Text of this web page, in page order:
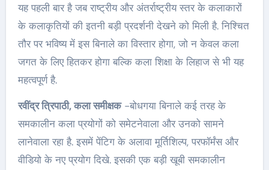
यह पहली बार है जब राष्ट्रीय और अंतर्राष्ट्रीय स्तर के कलाकारों
के कलाकृतियों की इतनी बड़ी प्रदर्शनी देखने को मिली है. निश्चित
तौर पर भविष्य में इस बिनाले का विस्तार होगा, जो न केवल कला
जगत के लिए हितकर होगा बल्कि कला शिक्षा के लिहाज से भी यह
महत्वपूर्ण है.
रवींद्र त्रिपाठी, कला समीक्षक-बोधगया बिनाले कई तरह के
समकालीन कला प्रयोगों को समेटनेवाला और उनको सामने
लानेवाला रहा है. इसमें पेंटिग के अलावा मूर्तिशिल्प, परफॉर्मंस और
वीडियो के नए प्रयोग दिखे. इसकी एक बड़ी खूबी समकालीन